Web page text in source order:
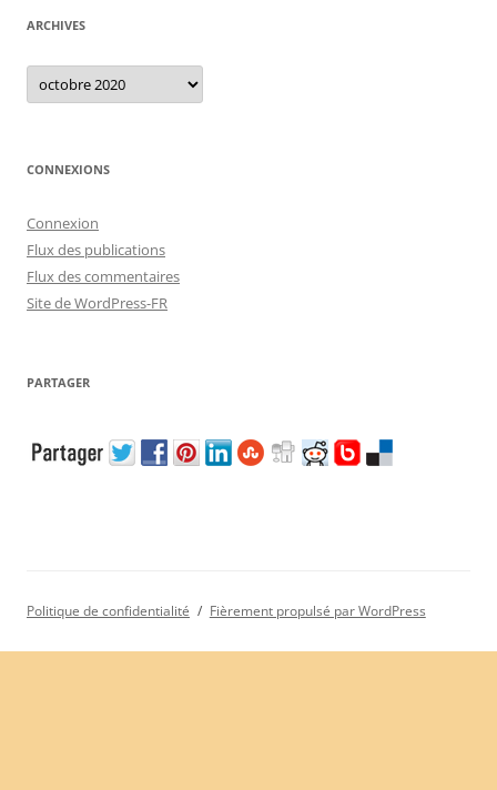
ARCHIVES
Archives
CONNEXIONS
Connexion
Flux des publications
Flux des commentaires
Site de WordPress-FR
PARTAGER
Politique de confidentialité Fièrement propulsé par WordPress